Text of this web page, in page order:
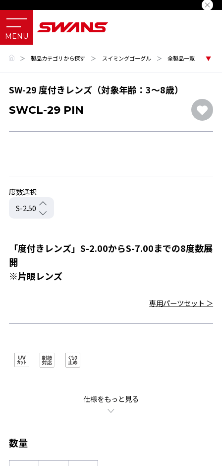
＞ 製品カテゴリから探す ＞ スイミングゴーグル ＞ 全製品一覧
SW-29 度付きレンズ（対象年齢：3～8歳）
SWCL-29 PIN
度数選択
「度付きレンズ」S-2.00からS-7.00までの8度数展
開
※片眼レンズ
専用パーツセット ＞
仕様をもっと見る
数量